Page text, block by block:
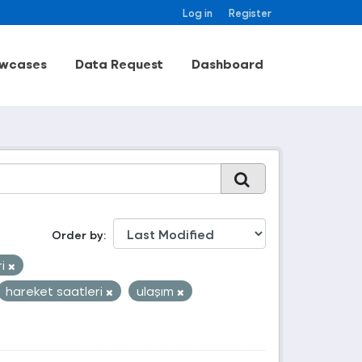
Log in Register
Data Request Dashboard
Order by
hareket saatleri
ulaşım